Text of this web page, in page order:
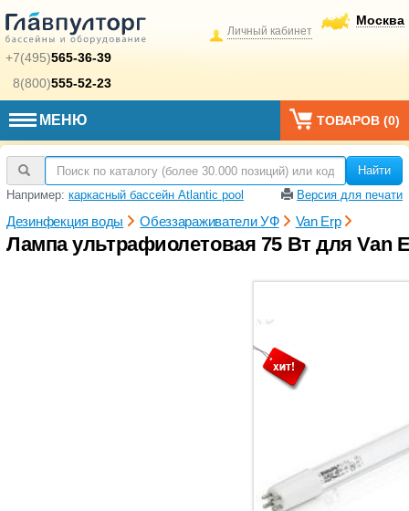
+7(495)565-36-39
8(800)555-52-23
Москва
Личный кабинет
МЕНЮ ТОВАРОВ (0)
Найти
Например: каркасный бассейн Atlantic pool Версия для печати
Дезинфекция воды Обеззараживатели УФ Van Erp
Лампа ультрафиолетовая 75 Вт для Van